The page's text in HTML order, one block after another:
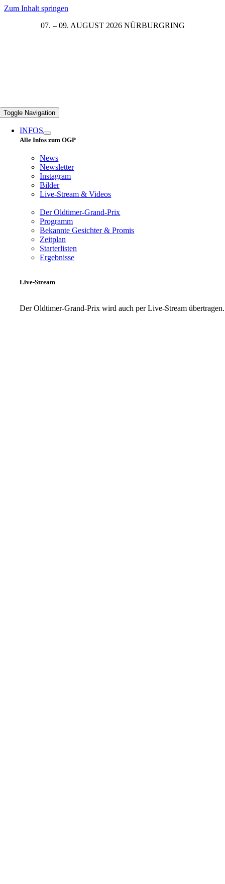
Zum Inhalt springen
07. – 09. AUGUST 2026 NÜRBURGRING
Toggle Navigation
INFOS
Alle Infos zum OGP
News
Newsletter
Instagram
Bilder
Live-Stream & Videos
Der Oldtimer-Grand-Prix
Programm
Bekannte Gesichter & Promis
Zeitplan
Starterlisten
Ergebnisse
Live-Stream
Der Oldtimer-Grand-Prix wird auch per Live-Stream übertragen.